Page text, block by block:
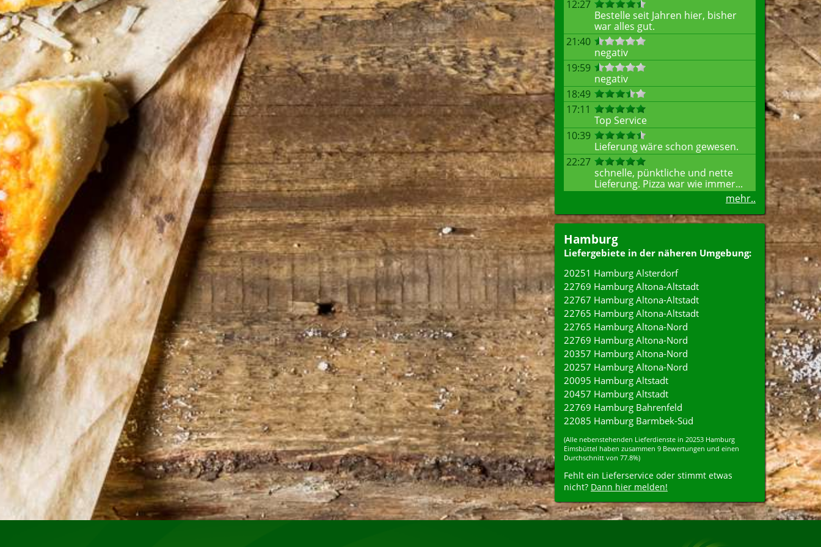
12:27
Bestelle seit Jahren hier, bisher
war alles gut.
21:40
negativ
19:59
negativ
18:49
17:11
Top Service
10:39
Lieferung wäre schon gewesen.
22:27
schnelle, pünktliche und nette
Lieferung. Pizza war wie immer...
mehr..
Hamburg
Liefergebiete in der näheren Umgebung:
20251 Hamburg Alsterdorf
22769 Hamburg Altona-Altstadt
22767 Hamburg Altona-Altstadt
22765 Hamburg Altona-Altstadt
22765 Hamburg Altona-Nord
22769 Hamburg Altona-Nord
20357 Hamburg Altona-Nord
20257 Hamburg Altona-Nord
20095 Hamburg Altstadt
20457 Hamburg Altstadt
22769 Hamburg Bahrenfeld
22085 Hamburg Barmbek-Süd
(Alle nebenstehenden Lieferdienste in 20253 Hamburg
Eimsbüttel haben zusammen 9 Bewertungen und einen
Durchschnitt von 77.8%)
Fehlt ein Lieferservice oder stimmt etwas
nicht? Dann hier melden!